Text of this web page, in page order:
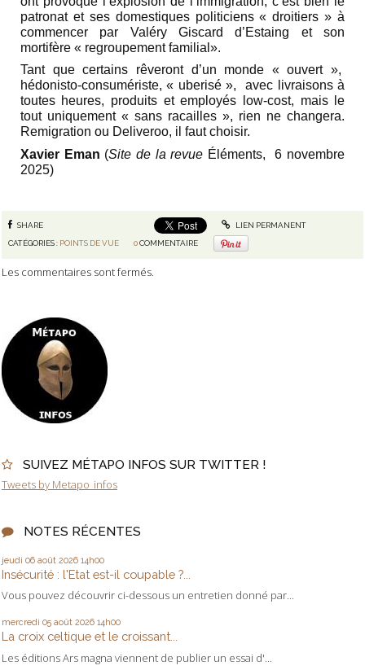
SUIVEZ MÉTAPO INFOS SUR TWITTER !
Tweets by Metapo_infos
NOTES RÉCENTES
jeudi 06 août 2026 14h00
Insécurité : l'Etat est-il coupable ?...
Vous pouvez découvrir ci-dessous un entretien donné par...
mercredi 05 août 2026 14h00
La croix celtique et le croissant...
Les éditions Ars magna viennent de publier un essai d'...
patronat et ses domestiques politiciens « droitiers » à
commencer par Valéry Giscard d’Estaing et son
mortifère « regroupement familial».
Tant que certains rêveront d’un monde « ouvert »,
hédonisto-consumériste, « uberisé », avec livraisons à
toutes heures, produits et employés low-cost, mais le
tout uniquement « sans racailles », rien ne changera.
Remigration ou Deliveroo, il faut choisir.
Xavier Eman (Site de la revue Éléments, 6 novembre
2025)
SHARE
LIEN PERMANENT
CATÉGORIES : POINTS DE VUE 0 COMMENTAIRE
Les commentaires sont fermés.